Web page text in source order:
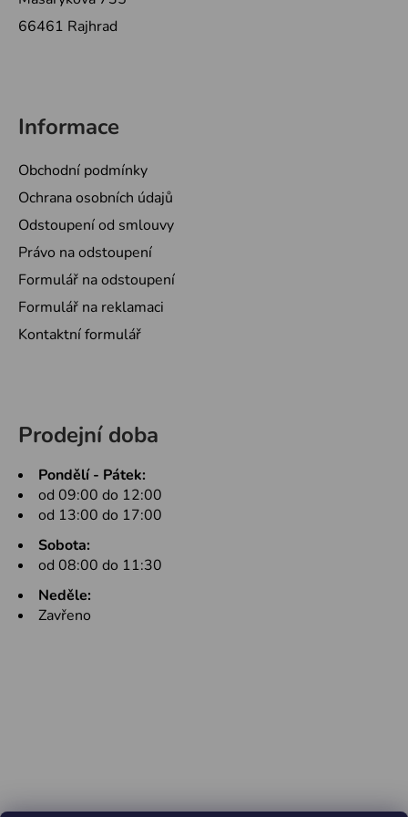
66461 Rajhrad
Informace
Obchodní podmínky
Ochrana osobních údajů
Odstoupení od smlouvy
Právo na odstoupení
Formulář na odstoupení
Formulář na reklamaci
Kontaktní formulář
Prodejní doba
Pondělí - Pátek:
od 09:00 do 12:00
od 13:00 do 17:00
Sobota:
od 08:00 do 11:30
Neděle:
Zavřeno